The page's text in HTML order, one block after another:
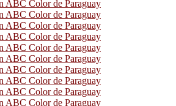
ABC Color de Paraguay
ABC Color de Paraguay
ABC Color de Paraguay
ABC Color de Paraguay
ABC Color de Paraguay
ABC Color de Paraguay
ABC Color de Paraguay
ABC Color de Paraguay
ABC Color de Paraguay
ABC Color de Paraguay